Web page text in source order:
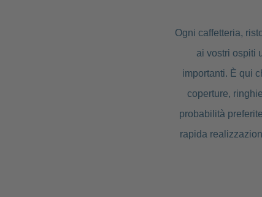
Ogni caffetteria,
ai vostri ospiti
importanti. È qui
coperture,
probabilità
rapida